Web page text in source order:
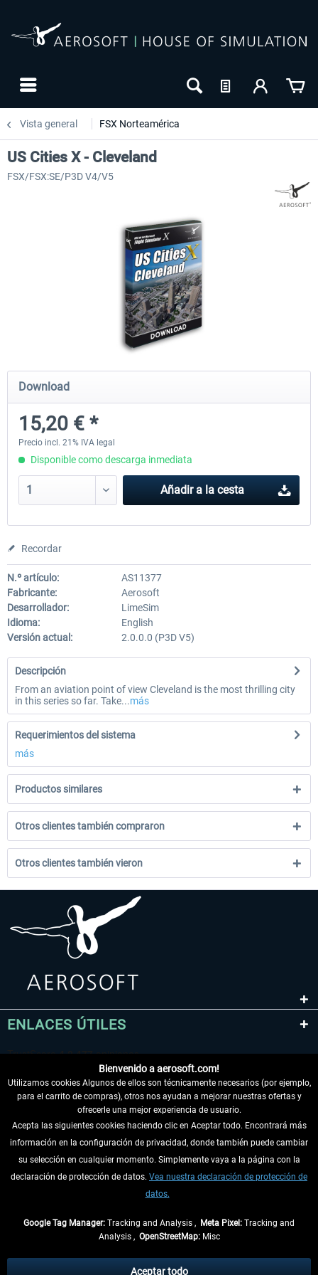
Vista general FSX Norteamérica
Airports of Mexico City & Central
28,42 € *
US Cities X - Chicago
US Cities X - Cleveland
FSX/FSX:SE/P3D V4/V5
Download
15,20 € *
Precio incl. 21% IVA legal
Disponible como descarga inmediata
Añadir a la cesta
Recordar
N.º artículo:
AS11377
Fabricante:
Aerosoft
Desarrollador:
LimeSim
Idioma:
English
Versión actual:
2.0.0.0 (P3D V5)
Descripción
From an aviation point of view Cleveland is the most thrilling city
in this series so far. Take...más
Requerimientos del sistema
más
Productos similares
Otros clientes también compraron
Otros clientes también vieron
ENLACES ÚTILES
DESISTIR DEL CONTRATO
INFORMACIÓN
tasas de recepción si no se describe lo contrario
Bienvenido a aerosoft.com!
Utilizamos cookies Algunos de ellos son técnicamente necesarios (por ejemplo,
para el carrito de compras), otros nos ayudan a mejorar nuestras ofertas y
ofrecerle una mejor experiencia de usuario.
Acepta las siguientes cookies haciendo clic en Aceptar todo. Encontrará más
información en la configuración de privacidad, donde también puede cambiar
su selección en cualquier momento. Simplemente vaya a la página con la
declaración de protección de datos. Vea nuestra declaración de protección de
datos.
Google Tag Manager: Tracking and Analysis , Meta Pixel: Tracking and
Analysis , OpenStreetMap:Misc
Aceptar todo